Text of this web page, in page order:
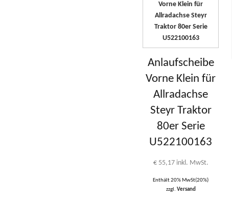
Anlaufscheibe
Vorne Klein für
Allradachse
Steyr Traktor
80er Serie
U522100163
€55,17 inkl. MwSt.
Enthält 20% MwSt(20%)
zzgl. Versand